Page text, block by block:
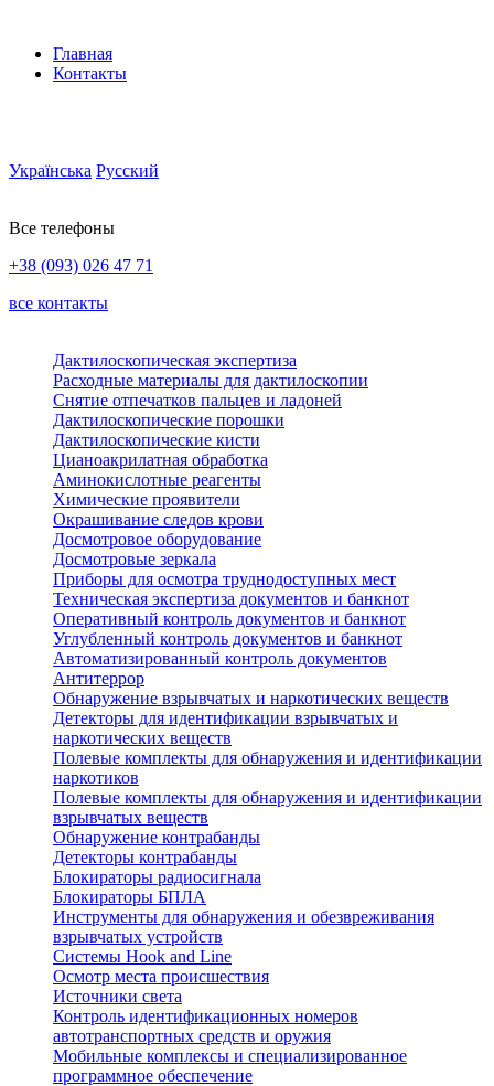
Главная
Контакты
Українська Русский
Все телефоны
+38 (093) 026 47 71
все контакты
Дактилоскопическая экспертиза
Расходные материалы для дактилоскопии
Снятие отпечатков пальцев и ладоней
Дактилоскопические порошки
Дактилоскопические кисти
Цианоакрилатная обработка
Аминокислотные реагенты
Химические проявители
Окрашивание следов крови
Досмотровое оборудование
Досмотровые зеркала
Приборы для осмотра труднодоступных мест
Техническая экспертиза документов и банкнот
Оперативный контроль документов и банкнот
Углубленный контроль документов и банкнот
Автоматизированный контроль документов
Антитеррор
Обнаружение взрывчатых и наркотических веществ
Детекторы для идентификации взрывчатых и
наркотических веществ
Полевые комплекты для обнаружения и идентификации
наркотиков
Полевые комплекты для обнаружения и идентификации
взрывчатых веществ
Обнаружение контрабанды
Детекторы контрабанды
Блокираторы радиосигнала
Блокираторы БПЛА
Инструменты для обнаружения и обезвреживания
взрывчатых устройств
Системы Hook and Line
Осмотр места происшествия
Источники света
Контроль идентификационных номеров
автотранспортных средств и оружия
Мобильные комплексы и специализированное
программное обеспечение